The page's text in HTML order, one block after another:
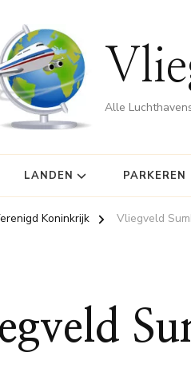
Alle
LANDEN
Koninkrijk Vliegveld